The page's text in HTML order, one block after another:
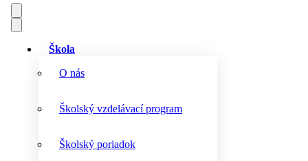
Škola
O nás
Školský vzdelávací program
Školský poriadok